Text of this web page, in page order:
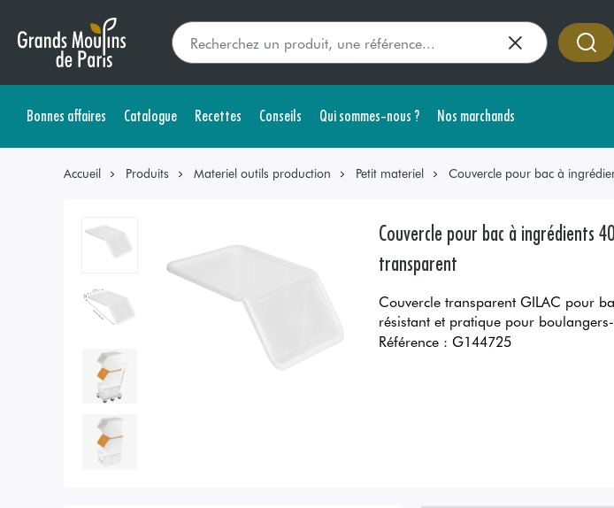
Bonnes affaires Catalogue Recettes Conseils Qui sommes-nous ? Nos marchands
Accueil Produits Materiel outils production Petit materiel Couvercle pour bac à
Couvercle pour bac à ingrédients
transparent
Couvercle transparent GILAC pour
résistant et pratique pour
Référence : G144725